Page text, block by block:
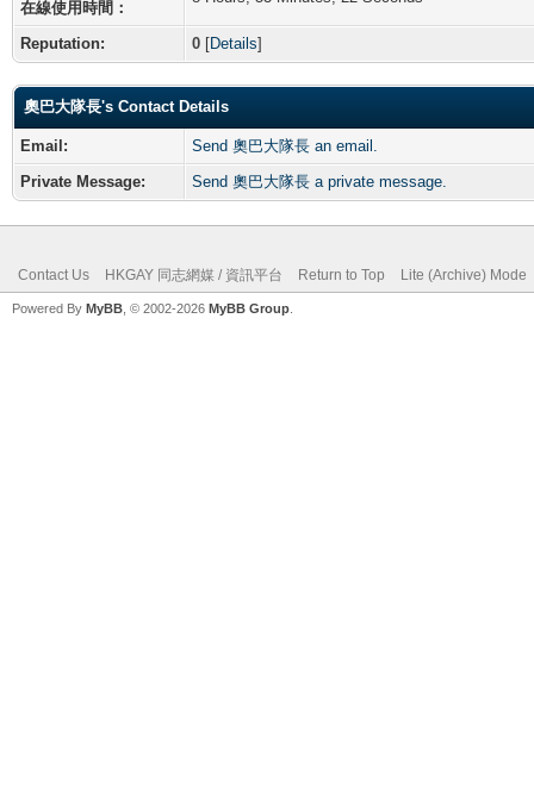
在線使用時間：
Reputation: 0 [Details]
奧巴大隊長's Contact Details
Email:
Send 奧巴大隊長 an email.
Private Message:
Send 奧巴大隊長 a private message.
Contact Us HKGAY 同志網媒 / 資訊平台 Return to Top Lite (Archive) Mode
Powered By MyBB , © 2002-2026 MyBB Group